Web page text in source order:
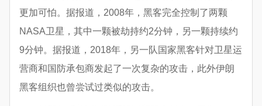
更加可怕。据报道，2008年，黑客完全控制了两颗
NASA卫星，其中一颗被劫持约2分钟，另一颗持续约
9分钟。据报道，2018年，另一队国家黑客针对卫星运
营商和国防承包商发起了一次复杂的攻击，此外伊朗
黑客组织也曾尝试过类似的攻击。